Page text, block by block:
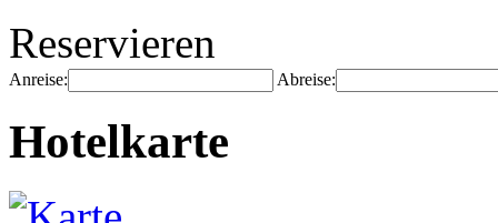
Reservieren
Anreise: Abreise:
Hotelkarte